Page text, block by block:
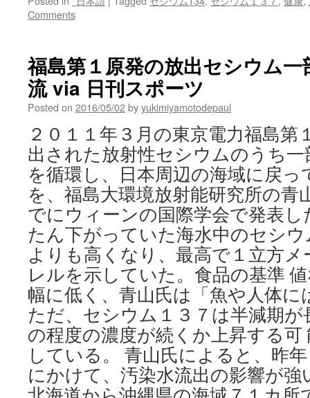
Comments
福島第１原発の放出セシウム
流 via 日刊スポーツ
Posted on 2016/05/02byyukimiyamotodepaul
２０１１年３月の東京電力福島第
出された放射性セシウムのうち
を循環し、日本周辺の海域に戻
を、福島大環境放射能研究所の青
でにウィーンの国際学会で発表し
たん下がっていた海水中のセシ
よりも高くなり、最高で１立方
レルを示していた。食品の基準
幅に低く、青山氏は「魚や人体
ただ、セシウム１３７は半減期
の程度の濃度が続くか上昇する可
している。 青山氏によると、昨
にかけて、汚染水流出の影響が